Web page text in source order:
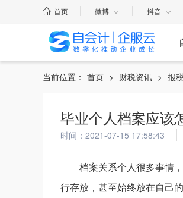
首页 微博 抖音
当前位置： 首页 > 财税资讯 > 报
毕业个人档案应该
时间：2021-07-15 17:58:43
档案关系个人很多事情
行存放，甚至始终放在自己